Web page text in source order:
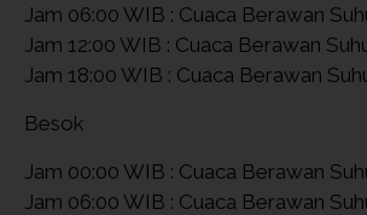
Jam 06:00 WIB : Cuaca Berawan
Jam 12:00 WIB : Cuaca Berawan
Jam 18:00 WIB : Cuaca Berawan
Besok
Jam 00:00 WIB : Cuaca Berawan
Jam 06:00 WIB : Cuaca Berawan